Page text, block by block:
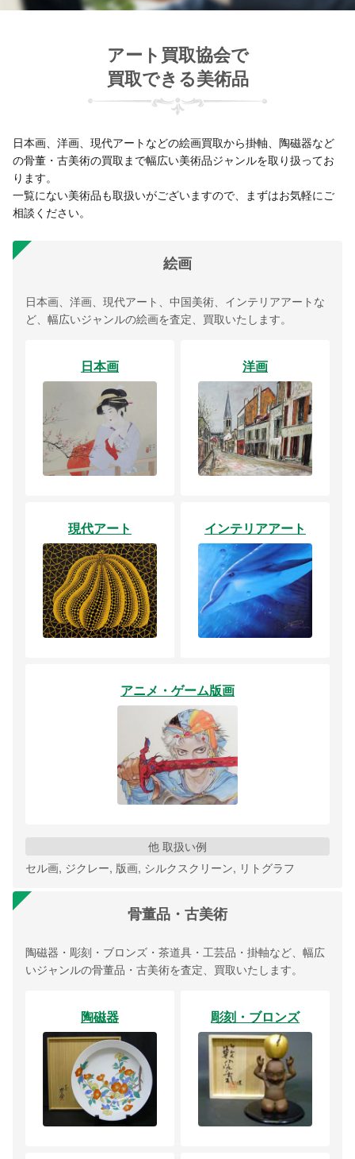
アート買取協会で
買取できる美術品
日本画、洋画、現代アートなどの絵画買取から掛軸、陶磁器など
の骨董・古美術の買取まで幅広い美術品ジャンルを取り扱ってお
ります。
一覧にない美術品も取扱いがございますので、まずはお気軽にご
相談ください。
絵画
日本画、洋画、現代アート、中国美術、インテリアアートな
ど、幅広いジャンルの絵画を査定、買取いたします。
日本画 洋画
現代アート インテリアアート
アニメ・ゲーム版画
他 取扱い例
セル画, ジクレー, 版画, シルクスクリーン, リトグラフ
骨董品・古美術
陶磁器・彫刻・ブロンズ・茶道具・工芸品・掛軸など、幅広
いジャンルの骨董品・古美術を査定、買取いたします。
陶磁器 彫刻・ブロンズ